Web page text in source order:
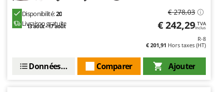
Disponibilité:20
Livraison gratuite
13 août - 17 août
€ 278,03
€ 242,29 TVA
Inclus
R-8
€ 201,91 Hors taxes (HT)
Ajouter
Comparer
Données techniques